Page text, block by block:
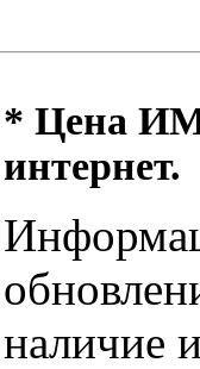
* Цена ИМ
интернет.
наличие